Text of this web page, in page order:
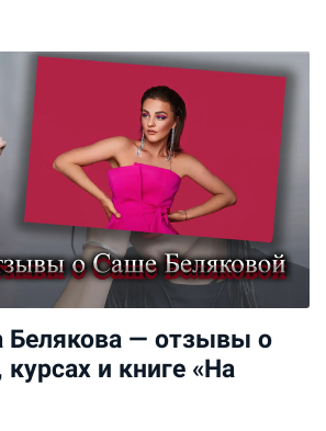
Белякова — отзывы о
и книге «На